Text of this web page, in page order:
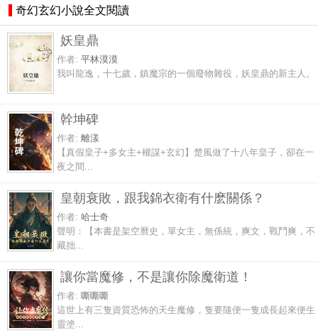
奇幻玄幻小說全文閱讀
妖皇鼎
作者: 平林漠漠
我叫龍逸，十七歲，鎮魔宗的一個廢物雜役，妖皇鼎的新主人。
幹坤碑
作者: 離漾
【真假皇子+多女主+權謀+玄幻】楚風做了十八年皇子，卻在一
夜之間...
皇朝衰敗，跟我錦衣衛有什麽關係？
作者: 哈士奇
聲明：【本書是架空曆史，單女主，無係統，爽文，戰鬥爽，不
藏拙...
讓你當魔修，不是讓你除魔衛道！
作者: 嘶嘶嘶
這世上有三隻資質恐怖的天生魔修，隻要隨便一隻成長起來便生
靈塗...